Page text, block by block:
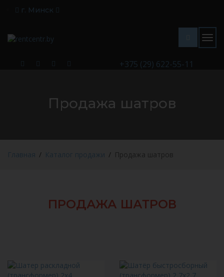
г. Минск
+375 (29) 622-55-11
Продажа шатров
Главная Каталог продажи Продажа шатров
ПРОДАЖА ШАТРОВ